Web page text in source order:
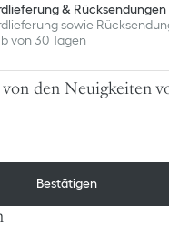
& Rücksendungen
sowie
von 30 Tagen
von den Neuigkeiten
Bestätigen